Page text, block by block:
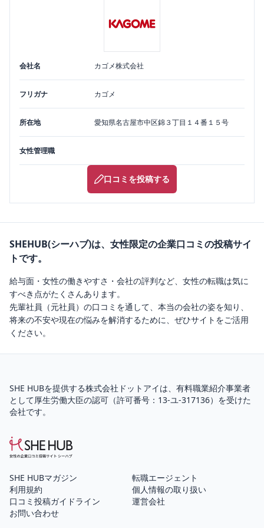
会社名 カゴメ株式会社
フリガナ カゴメ
所在地 愛知県名古屋市中区錦３丁目１４番１５号
女性管理職
口コミを投稿する
SHEHUB(シーハブ)は、女性限定の企業口コミの投稿サイ
トです。
給与面・女性の働きやすさ・会社の評判など、女性の転職は気に
すべき点がたくさんあります。
先輩社員（元社員）の口コミを通して、本当の会社の姿を知り、
将来の不安や現在の悩みを解消するために、ぜひサイトをご活用
ください。
SHE HUBを提供する株式会社ドットアイは、 有料職業紹介事業者
として厚生労働大臣の認可（許可番号：13-ユ-317136）を受けた
会社です。
SHE HUBマガジン
転職エージェント
利用規約
個人情報の取り扱い
口コミ投稿ガイドライン
運営会社
お問い合わせ